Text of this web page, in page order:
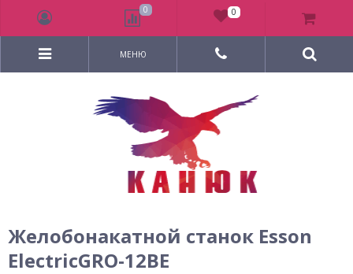
МЕНЮ
Желобонакатной станок Esson
ElectricGRO-12BE
0 0